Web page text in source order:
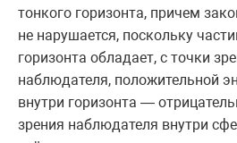
тонкого горизонта, причем
не нарушается, поскольку
горизонта обладает, с точки
наблюдателя, положительной
внутри горизонта —
зрения наблюдателя внутри